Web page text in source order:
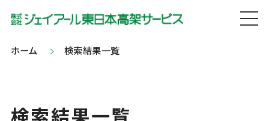
ホーム 検索結果一覧
検索結果一覧